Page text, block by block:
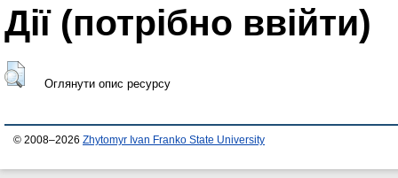
Дії ​​(потрібно ввійти)
Оглянути опис ресурсу
© 2008–2026 Zhytomyr Ivan Franko State University